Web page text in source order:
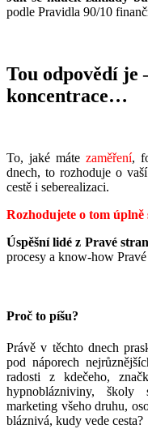
podle Pravidla 90/10
Tou odpovědí je
koncentrace…
To, jaké mátezaměření,
dnech, to rozhoduje o
cestě i seberealizaci.
Rozhodujete o tom úplně
Úspěšní lidé z Pravé
procesy a know-how
Proč to píšu?
Právě v těchto dnech
pod náporech
radosti z kdečeho,
hypnoblázniviny, školy
marketing všeho druhu,
bláznivá, kudy vede cesta?